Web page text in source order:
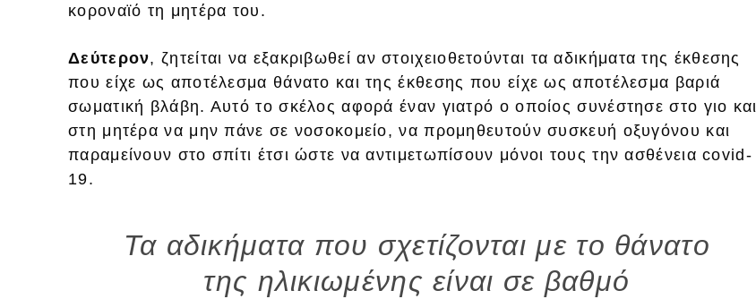
κοροναϊό τη μητέρα του.
Δεύτερον, ζητείται να εξακριβωθεί αν στοιχειοθετούνται τα αδικήματα της έκθεσης
που είχε ως αποτέλεσμα θάνατο και της έκθεσης που είχε ως αποτέλεσμα βαριά
σωματική βλάβη. Αυτό το σκέλος αφορά έναν γιατρό ο οποίος συνέστησε στο γιο και
στη μητέρα να μην πάνε σε νοσοκομείο, να προμηθευτούν συσκευή οξυγόνου και
παραμείνουν στο σπίτι έτσι ώστε να αντιμετωπίσουν μόνοι τους την ασθένεια covid-
19.
Τα αδικήματα που σχετίζονται με το θάνατο
της ηλικιωμένης είναι σε βαθμό